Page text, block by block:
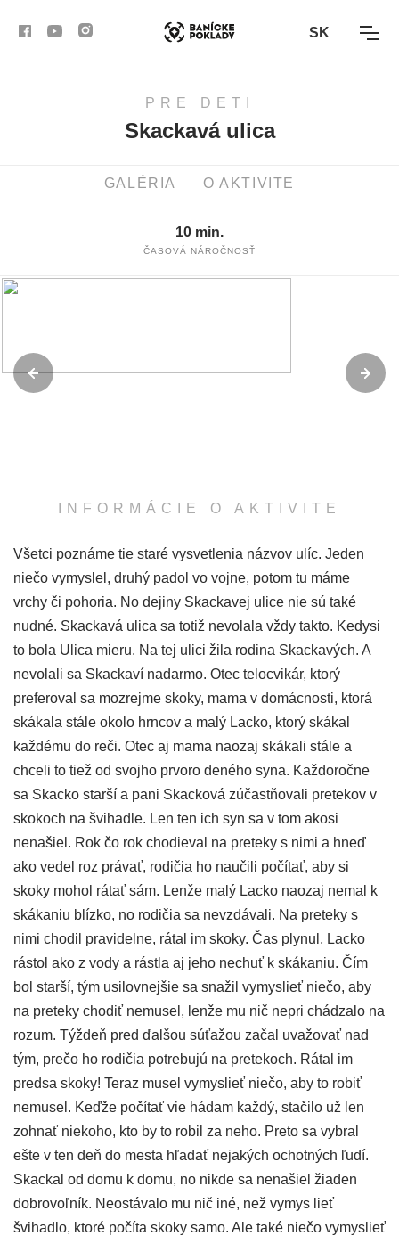
SK
BANSKÁ BYSTRICA
PRE DETI
Skackavá ulica
GALÉRIA O AKTIVITE
10 min.
ČASOVÁ NÁROČNOSŤ
INFORMÁCIE O AKTIVITE
Všetci poznáme tie staré vysvetlenia názvov ulíc. Jeden
niečo vymyslel, druhý padol vo vojne, potom tu máme
vrchy či pohoria. No dejiny Skackavej ulice nie sú také
nudné. Skackavá ulica sa totiž nevolala vždy takto. Kedysi
to bola Ulica mieru. Na tej ulici žila rodina Skackavých. A
nevolali sa Skackaví nadarmo. Otec telocvikár, ktorý
preferoval sa mozrejme skoky, mama v domácnosti, ktorá
skákala stále okolo hrncov a malý Lacko, ktorý skákal
každému do reči. Otec aj mama naozaj skákali stále a
chceli to tiež od svojho prvoro deného syna. Každoročne
sa Skacko starší a pani Skacková zúčastňovali pretekov v
skokoch na švihadle. Len ten ich syn sa v tom akosi
nenašiel. Rok čo rok chodieval na preteky s nimi a hneď
ako vedel roz právať, rodičia ho naučili počítať, aby si
skoky mohol rátať sám. Lenže malý Lacko naozaj nemal k
skákaniu blízko, no rodičia sa nevzdávali. Na preteky s
nimi chodil pravidelne, rátal im skoky. Čas plynul, Lacko
rástol ako z vody a rástla aj jeho nechuť k skákaniu. Čím
bol starší, tým usilovnejšie sa snažil vymyslieť niečo, aby
na preteky chodiť nemusel, lenže mu nič nepri chádzalo na
rozum. Týždeň pred ďalšou súťažou začal uvažovať nad
tým, prečo ho rodičia potrebujú na pretekoch. Rátal im
predsa skoky! Teraz musel vymyslieť niečo, aby to robiť
nemusel. Keďže počítať vie hádam každý, stačilo už len
zohnať niekoho, kto by to robil za neho. Preto sa vybral
ešte v ten deň do mesta hľadať nejakých ochotných ľudí.
Skackal od domu k domu, no nikde sa nenašiel žiaden
dobrovoľník. Neostávalo mu nič iné, než vymys lieť
švihadlo, ktoré počíta skoky samo. Ale také niečo vymyslieť